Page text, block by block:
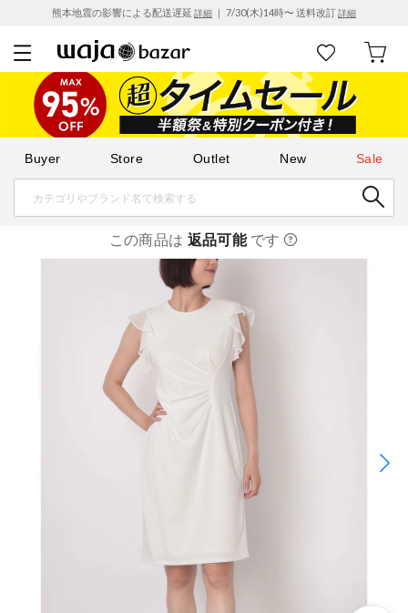
熊本地震の影響による配送遅延 詳細 ｜ 7/30(木)14時〜 送料改訂詳細
Buyer Store Outlet New Sale
この商品は 返品可能です